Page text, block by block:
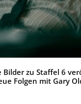
Bilder zu Staffel 6
Folgen mit Gary